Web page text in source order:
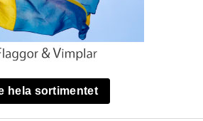
hela sortimentet